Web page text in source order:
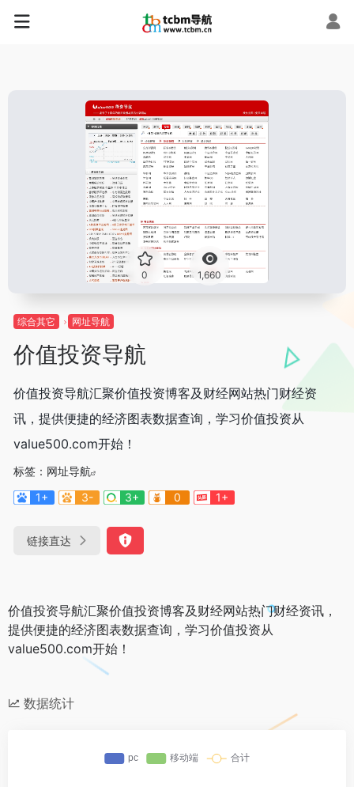
0 1,660
综合其它 网址导航
价值投资导航
价值投资导航汇聚价值投资博客及财经网站热门财经资
讯，提供便捷的经济图表数据查询，学习价值投资从
value500.com开始！
标签： 网址导航
1+
3- 3+ 0 1+
链接直达
价值投资导航汇聚价值投资博客及财经网站热门财经资讯，
提供便捷的经济图表数据查询，学习价值投资从
value500.com开始！
数据统计